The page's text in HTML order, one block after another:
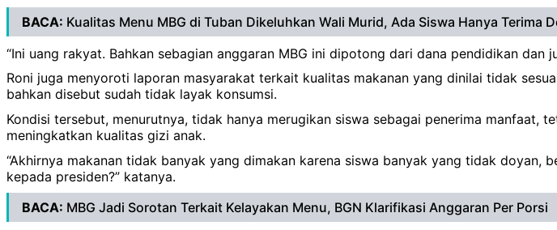
BACA: Kualitas Menu MBG di Tuban Dikeluhkan Wali Murid, Ada Siswa Hanya Terima
“Ini uang rakyat. Bahkan sebagian anggaran MBG ini dipotong dari dana pendidikan dan
Roni juga menyoroti laporan masyarakat terkait kualitas makanan yang dinilai tidak
bahkan disebut sudah tidak layak konsumsi.
Kondisi tersebut, menurutnya, tidak hanya merugikan siswa sebagai penerima manfaat,
meningkatkan kualitas gizi anak.
“Akhirnya makanan tidak banyak yang dimakan karena siswa banyak yang tidak
kepada presiden?” katanya.
BACA: MBG Jadi Sorotan Terkait Kelayakan Menu, BGN Klarifikasi Anggaran Per Porsi